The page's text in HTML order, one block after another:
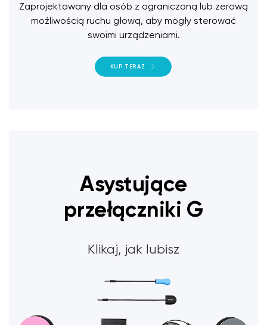
Zaprojektowany dla osób z ograniczoną lub zerową
możliwością ruchu głową, aby mogły sterować
swoimi urządzeniami.
KUP TERAZ
Asystujące
przełączniki G
Klikaj, jak lubisz